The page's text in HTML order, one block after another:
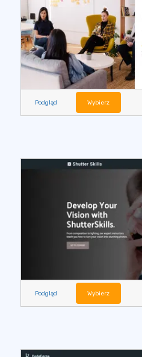
Podgląd Wybierz
Podgląd Wybierz